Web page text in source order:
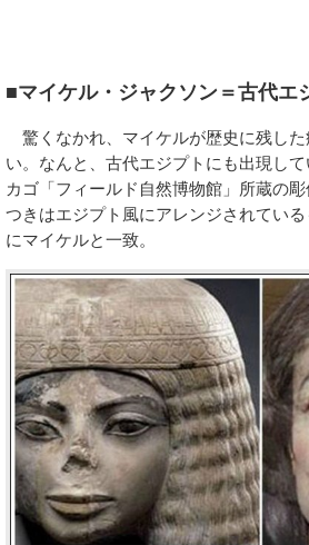
■マイケル・ジャクソン＝古代エ
驚くなかれ、マイケルが歴史に残し
い。なんと、古代エジプトにも出現し
カゴ「フィールド自然博物館」所蔵の
つきはエジプト風にアレンジされてい
にマイケルと一致。